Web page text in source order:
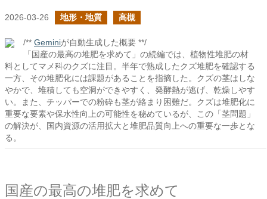
2026-03-26 地形・地質 高槻
/** Geminiが自動生成した概要 **/
「国産の最高の堆肥を求めて」の続編では、植物性堆肥の材
料としてマメ科のクズに注目。半年で熟成したクズ堆肥を確認する
一方、その堆肥化には課題があることを指摘した。クズの茎はしな
やかで、堆積しても空洞ができやすく、発酵熱が逃げ、乾燥しやす
い。また、チッパーでの粉砕も茎が絡まり困難だ。クズは堆肥化に
重要な要素や保水性向上の可能性を秘めているが、この「茎問題」
の解決が、国内資源の活用拡大と堆肥品質向上への重要な一歩とな
る。
国産の最高の堆肥を求めて